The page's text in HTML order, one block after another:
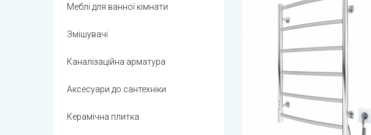
Меблі для ванної кімнати
Змішувачі
Каналізаційна арматура
Аксесуари до сантехніки
Керамічна плитка